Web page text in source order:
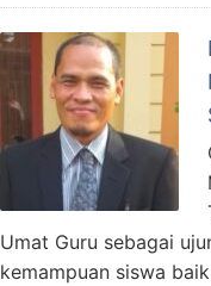
Umat Guru sebagai
kemampuan siswa